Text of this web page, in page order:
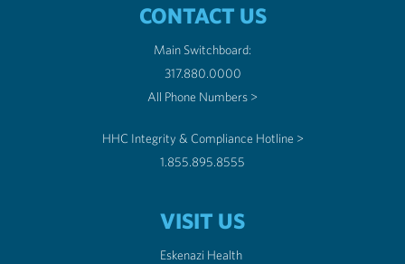
CONTACT US
Main Switchboard:
317.880.0000
All Phone Numbers >
HHC Integrity & Compliance Hotline >
1.855.895.8555
VISIT US
Eskenazi Health